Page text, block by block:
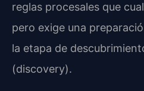
reglas procesales que
pero exige una
la etapa de
(discovery).